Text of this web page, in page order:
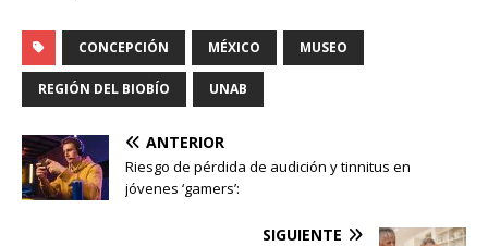
CONCEPCIÓN MÉXICO MUSEO
REGIÓN DEL BIOBÍO UNAB
ANTERIOR
Riesgo de pérdida de audición y tinnitus en
jóvenes ‘gamers’:
SIGUIENTE